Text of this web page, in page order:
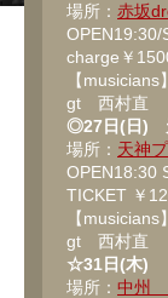
場所： 赤坂
OPEN19:30/
charge￥
【musicians】
gt 西村直
◎27日(日)
場所： 天神
OPEN18:30
TICKET ￥
【musicians】
gt 西村直
☆31日(木)
場所： 中州